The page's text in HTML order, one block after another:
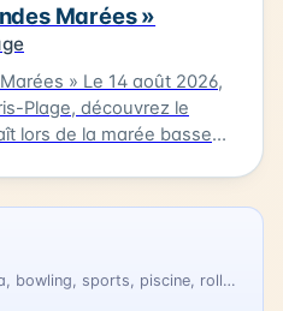
synchronisés,
tableaux lumineux
d'une création
inédite. Pensé
intergénérationnel,
Gratuit pour
de 12 ans : 19 € ; Tarif
Marées »
août 2026,
Plage, découvrez le
lors de la marée basse
en 1915, présentée par
payante nécessite une
Parc de loisirs, cinéma, bowling, sports, piscine, rollers